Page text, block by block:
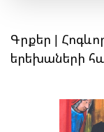
Գրքեր |
երեխաների